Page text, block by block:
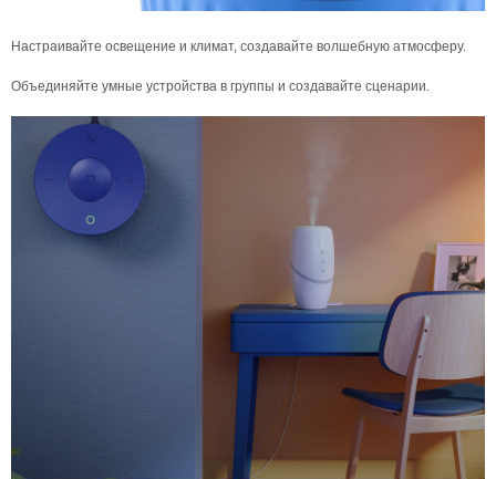
Настраивайте освещение и климат, создавайте волшебную атмосферу.
Объединяйте умные устройства в группы и создавайте сценарии.